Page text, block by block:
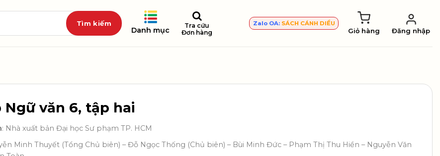
Danh mục
Tra cứu
Đơn hàng
Zalo OA: SÁCH CÁNH DIỀU
Giỏ hàng Đăng nhập
Ngữ văn 6, tập hai
: Nhà xuất bản Đại học Sư phạm TP. HCM
Minh Thuyết (Tổng Chủ biên) – Đỗ Ngọc Thống (Chủ biên) – Bùi Minh Đức – Phạm Thị Thu Hiền – Nguyễn Văn